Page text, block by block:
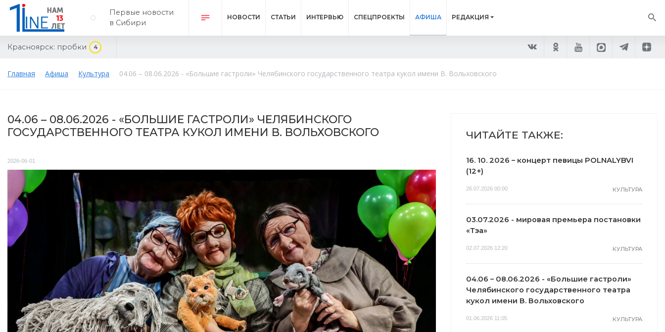
Первые новости
в Сибири
НОВОСТИ СТАТЬИ ИНТЕРВЬЮ СПЕЦПРОЕКТЫ АФИША РЕДАКЦИЯ
Красноярск: пробки 4
Главная Афиша Культура 04.06 – 08.06.2026 - «Большие гастроли» Челябинского государственного театра кукол имени В. Вольховского
04.06 – 08.06.2026 - «БОЛЬШИЕ ГАСТРОЛИ» ЧЕЛЯБИНСКОГО
ГОСУДАРСТВЕННОГО ТЕАТРА КУКОЛ ИМЕНИ В. ВОЛЬХОВСКОГО
2026-06-01
ЧИТАЙТЕ ТАКЖЕ:
16. 10. 2026 – концерт певицы POLNALYBVI
(12+)
26.07.2026 00:00 КУЛЬТУРА
03.07.2026 - мировая премьера постановки
«Тэа»
02.07.2026 12:20 КУЛЬТУРА
04.06 – 08.06.2026 - «Большие гастроли»
Челябинского государственного театра
кукол имени В. Вольховского
01.06.2026 11:05 КУЛЬТУРА